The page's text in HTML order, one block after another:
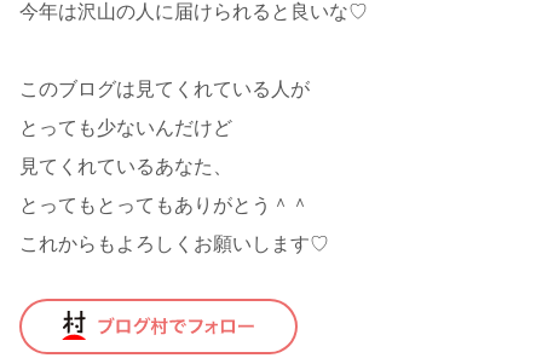
今年は沢山の人に届けられると良いな♡
このブログは見てくれている人が
とっても少ないんだけど
見てくれているあなた、
とってもとってもありがとう＾＾
これからもよろしくお願いします♡